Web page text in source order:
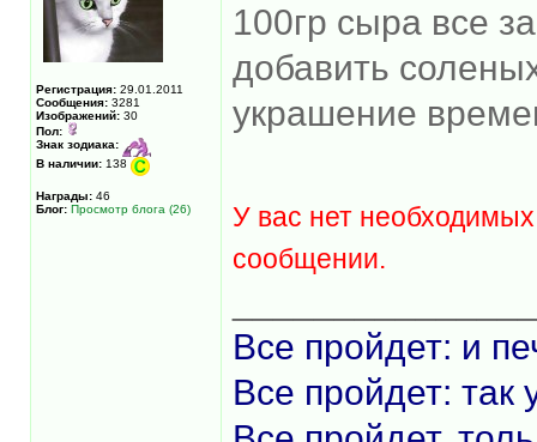
Регистрация: 29.01.2011
Сообщения: 3281
Изображений: 30
Пол:
Знак зодиака:
В наличии: 138
Награды: 46
Блог: Просмотр блога (26)
100гр сыра все
добавить
украшение
У вас нет
сообщении.
Все пройдет: и
Все пройдет: так